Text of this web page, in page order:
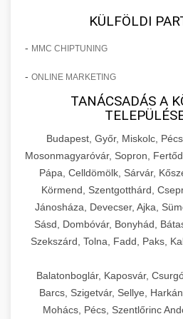
KÜLFÖLDI
- MMC CHIPTUNING
- ONLINE MARKETING
TANÁCSADÁS A
Budapest, Győr, Miskolc,
Mosonmagyaróvár, Sopron,
Pápa, Celldömölk, Sárvár,
Körmend, Szentgotthárd,
Jánosháza, Devecser, Ajka,
Sásd, Dombóvár, Bonyhád,
Szekszárd, Tolna, Fadd, Paks,
Balatonboglár, Kaposvár,
Barcs, Szigetvár, Sellye,
Mohács, Pécs, Szentlőrinc